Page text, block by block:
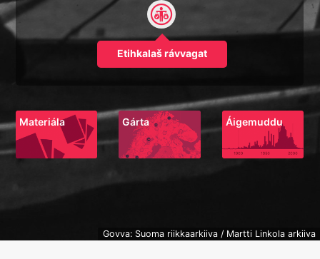
Etihkalaš rávvagat
Materiála Gárta Áigemuddu
Govva: Suoma riikkaarkiiva / Martti Linkola arkiiva